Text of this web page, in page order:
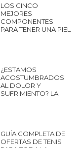
LOS CINCO
MEJORES
COMPONENTES
PARA TENER UNA PIEL
¿ESTAMOS
ACOSTUMBRADOS
AL DOLOR Y
SUFRIMIENTO? LA
GUÍA COMPLETA DE
OFERTAS DE TENIS